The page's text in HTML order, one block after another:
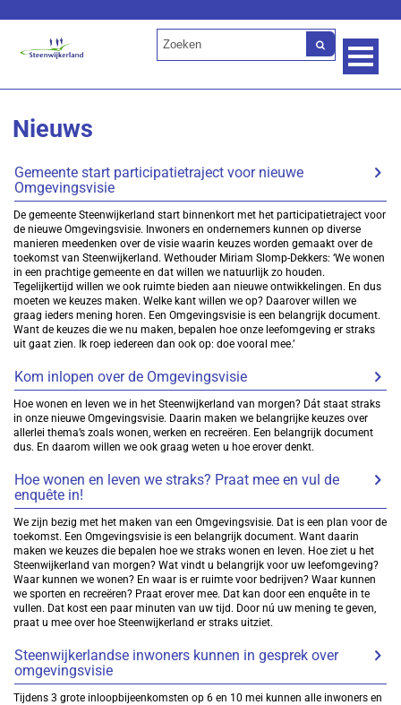
Nieuws
Gemeente start participatietraject voor nieuwe
Omgevingsvisie
De gemeente Steenwijkerland start binnenkort met het participatietraject voor
de nieuwe Omgevingsvisie. Inwoners en ondernemers kunnen op diverse
manieren meedenken over de visie waarin keuzes worden gemaakt over de
toekomst van Steenwijkerland. Wethouder Miriam Slomp-Dekkers: ‘We wonen
in een prachtige gemeente en dat willen we natuurlijk zo houden.
Tegelijkertijd willen we ook ruimte bieden aan nieuwe ontwikkelingen. En dus
moeten we keuzes maken. Welke kant willen we op? Daarover willen we
graag ieders mening horen. Een Omgevingsvisie is een belangrijk document.
Want de keuzes die we nu maken, bepalen hoe onze leefomgeving er straks
uit gaat zien. Ik roep iedereen dan ook op: doe vooral mee.’
Kom inlopen over de Omgevingsvisie
Hoe wonen en leven we in het Steenwijkerland van morgen? Dát staat straks
in onze nieuwe Omgevingsvisie. Daarin maken we belangrijke keuzes over
allerlei thema’s zoals wonen, werken en recreëren. Een belangrijk document
dus. En daarom willen we ook graag weten u hoe erover denkt.
Hoe wonen en leven we straks? Praat mee en vul de
enquête in!
We zijn bezig met het maken van een Omgevingsvisie. Dat is een plan voor de
toekomst. Een Omgevingsvisie is een belangrijk document. Want daarin
maken we keuzes die bepalen hoe we straks wonen en leven. Hoe ziet u het
Steenwijkerland van morgen? Wat vindt u belangrijk voor uw leefomgeving?
Waar kunnen we wonen? En waar is er ruimte voor bedrijven? Waar kunnen
we sporten en recreëren? Praat erover mee. Dat kan door een enquête in te
vullen. Dat kost een paar minuten van uw tijd. Door nú uw mening te geven,
praat u mee over hoe Steenwijkerland er straks uitziet.
Steenwijkerlandse inwoners kunnen in gesprek over
omgevingsvisie
Tijdens 3 grote inloopbijeenkomsten op 6 en 10 mei kunnen alle inwoners en